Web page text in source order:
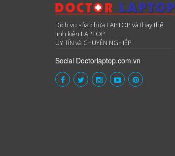
Dịch vụ sửa chữa LAPTOP và thay thế
linh kiện LAPTOP
UY TÍN và CHUYÊN NGHIỆP
Social Doctorlaptop.com.vn